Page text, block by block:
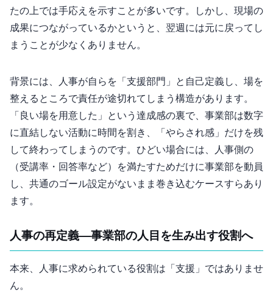
たKPIの上では手応えを示すことが多いです。しかし、現場の
成果につながっているかというと、翌週には元に戻ってし
まうことが少なくありません。
背景には、人事が自らを「支援部門」と自己定義し、場を
整えるところで責任が途切れてしまう構造があります。
「良い場を用意した」という達成感の裏で、事業部は数字
に直結しない活動に時間を割き、「やらされ感」だけを残
して終わってしまうのです。ひどい場合には、人事側の
KPI（受講率・回答率など）を満たすためだけに事業部を動員
し、共通のゴール設定がないまま巻き込むケースすらあり
ます。
人事の再定義 ― 事業部の“1人目”を生み出す役割へ
本来、人事に求められている役割は「支援」ではありませ
ん。